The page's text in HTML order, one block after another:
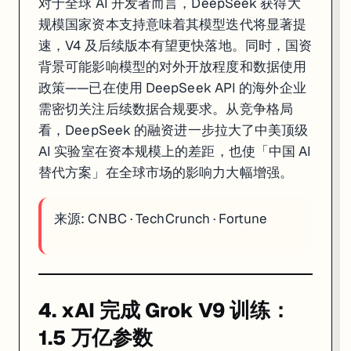
规模国家资本支持意味着其模型迭代将显著提
速，V4 及后续版本有望更快落地。同时，国资
背景可能影响模型的对外开放程度和数据使用
政策——已在使用 DeepSeek API 的海外企业
需密切关注后续数据合规要求。从竞争格局
看，DeepSeek 的融资进一步拉大了中美顶级
AI 实验室在资本规模上的差距，也使「中国 AI
替代方案」在全球市场的影响力大幅增强。
来源:CNBC ·TechCrunch · Fortune
4. xAI 完成 Grok V9 训练：
1.5 万亿参数